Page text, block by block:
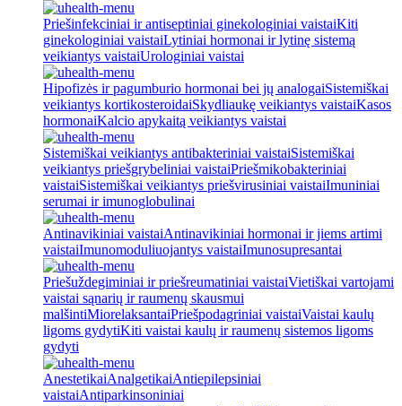
Priešinfekciniai ir antiseptiniai ginekologiniai vaistaiKiti
ginekologiniai vaistaiLytiniai hormonai ir lytinę sistemą
veikiantys vaistaiUrologiniai vaistai
Hipofizės ir pagumburio hormonai bei jų analogaiSistemiškai
veikiantys kortikosteroidaiSkydliaukę veikiantys vaistaiKasos
hormonaiKalcio apykaitą veikiantys vaistai
Sistemiškai veikiantys antibakteriniai vaistaiSistemiškai
veikiantys priešgrybeliniai vaistaiPriešmikobakteriniai
vaistaiSistemiškai veikiantys priešvirusiniai vaistaiImuniniai
serumai ir imunoglobulinai
Antinavikiniai vaistaiAntinavikiniai hormonai ir jiems artimi
vaistaiImunomoduliuojantys vaistaiImunosupresantai
Priešuždegiminiai ir priešreumatiniai vaistaiVietiškai vartojami
vaistai sąnarių ir raumenų skausmui
malšintiMiorelaksantaiPriešpodagriniai vaistaiVaistai kaulų
ligoms gydytiKiti vaistai kaulų ir raumenų sistemos ligoms
gydyti
AnestetikaiAnalgetikaiAntiepilepsiniai
vaistaiAntiparkinsoniniai